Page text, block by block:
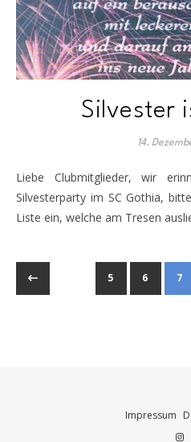
Silvester
14.
Liebe Clubmitglieder, wir erinnern an die Einladung zur
Silvesterparty im SC Gothia,
Liste ein, welche am Tresen
5 6 7
Impressum